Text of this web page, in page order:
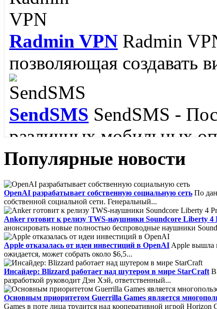
Memorize ITMemorize It
пополнить словарный
языка....
IBM Lotus Symphony
пакет для Linux....
Filler PilotFiller Pilot -
Radmin VPN Radmin
позволяющая создавать
SendSMS SendSMS -
различных мобильных
FoxMailFoxmail -
обладающий
SMTP, MAPI и RSS....
Core FTPCore FTP -
Популярные новости
OpenAI разрабатывает собственную социальную сеть По
собственной социальной сети. Генеральный...
Anker готовит к релизу TWS-наушники Soundcore Liberty 4
анонсировать новые полностью беспроводные наушники
Apple отказалась от идеи инвестиций в OpenAI Apple вышла
ожидается, может собрать около $6,5...
Инсайдер: Blizzard работает над шутером в мире StarCraft
разработкой руководит Дэн Хэй, ответственный...
Основным приоритетом Guerrilla Games является
Games в поте лица трудится над кооперативной игрой Horizon